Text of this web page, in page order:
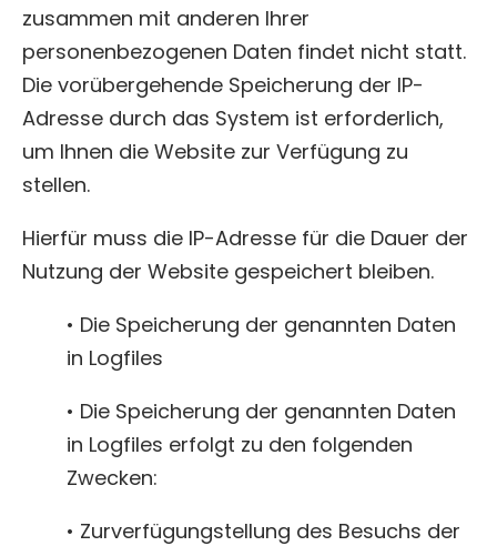
zusammen mit anderen Ihrer
personenbezogenen Daten findet nicht statt.
Die vorübergehende Speicherung der IP-
Adresse durch das System ist erforderlich,
um Ihnen die Website zur Verfügung zu
stellen.
Hierfür muss die IP-Adresse für die Dauer der
Nutzung der Website gespeichert bleiben.
• Die Speicherung der genannten Daten
in Logfiles
• Die Speicherung der genannten Daten
in Logfiles erfolgt zu den folgenden
Zwecken:
• Zurverfügungstellung des Besuchs der